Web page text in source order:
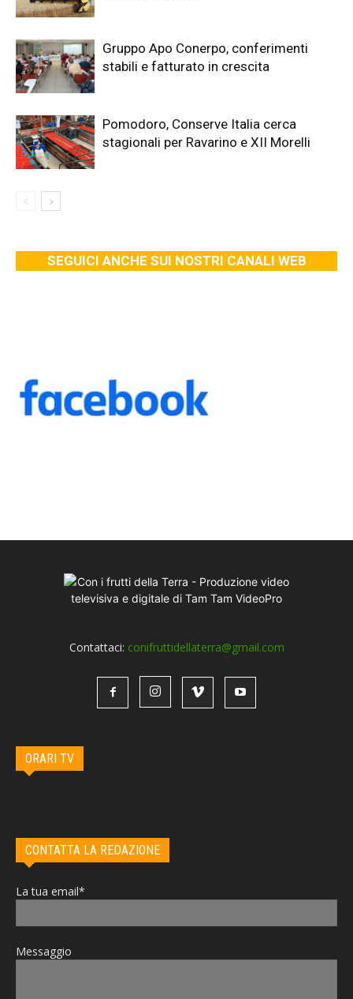
Gruppo Apo Conerpo, conferimenti
stabili e fatturato in crescita
Pomodoro, Conserve Italia cerca
stagionali per Ravarino e XII Morelli
SEGUICI ANCHE SUI NOSTRI CANALI WEB
Contattaci: conifruttidellaterra@gmail.com
ORARI TV
CONTATTA LA REDAZIONE
La tua email*
Messaggio